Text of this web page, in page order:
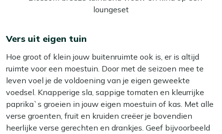
Vers uit eigen tuin
Hoe groot of klein jouw buitenruimte ook is, er is altijd
ruimte voor een moestuin. Door met de seizoen mee te
leven voel je de voldoening van je eigen geweekte
voedsel. Knapperige sla, sappige tomaten en kleurrijke
paprika`s groeien in jouw eigen moestuin of kas. Met alle
verse groenten, fruit en kruiden creëer je bovendien
heerlijke verse gerechten en drankjes. Geef bijvoorbeeld